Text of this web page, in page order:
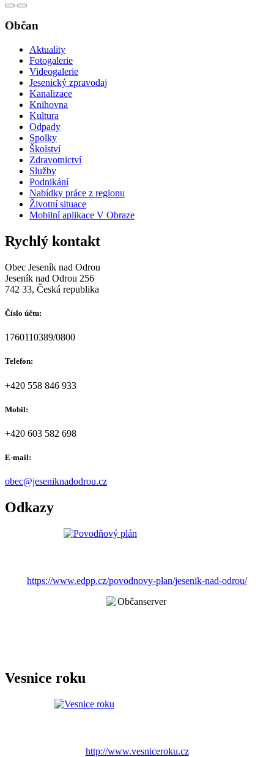
Občan
Aktuality
Fotogalerie
Videogalerie
Jesenický zpravodaj
Kanalizace
Knihovna
Kultura
Odpady
Spolky
Školství
Zdravotnictví
Služby
Podnikání
Nabídky práce z regionu
Životní situace
Mobilní aplikace V Obraze
Rychlý kontakt
Obec Jeseník nad Odrou
Jeseník nad Odrou 256
742 33, Česká republika
Číslo účtu:
1760110389/0800
Telefon:
+420 558 846 933
Mobil:
+420 603 582 698
E-mail:
obec@jeseniknadodrou.cz
Odkazy
https://www.edpp.cz/povodnovy-plan/jesenik-nad-odrou/
Vesnice roku
http://www.vesniceroku.cz